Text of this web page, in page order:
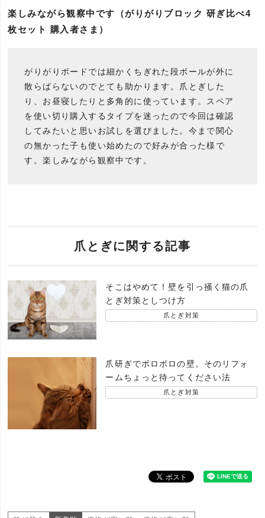
楽しみながら観察中です（がりがりブロック 研ぎ比べ4
枚セット 購入者さま）
がりがりボードでは細かくちぎれた段ボールが外に
散らばらないのでとても助かります。爪とぎした
り、お昼寝したりと多角的に使っています。スペア
を使い切り購入するタイプを迷ったので今回は確認
してみたいと思いお試しを選びました。今まで関心
の無かった子も使い始めたので好みが合った様で
す。楽しみながら観察中です。
爪とぎに関する記事
そこはやめて！壁を引っ掻く猫の爪
とぎ対策としつけ方
爪とぎ対策
爪研ぎでボロボロの壁。そのリフォ
ームちょっと待ってください法
爪とぎ対策